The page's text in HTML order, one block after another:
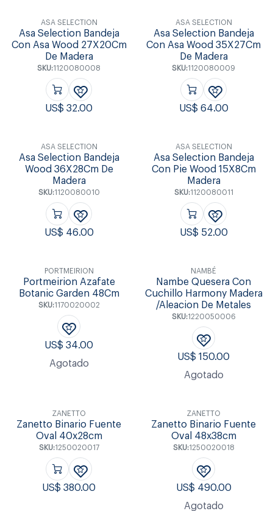
ASA SELECTION
Asa Selection Bandeja
Con Asa Wood 27X20Cm
De Madera
SKU:1120080008
US$32.00
ASA SELECTION
Asa Selection Bandeja
Con Asa Wood 35X27Cm
De Madera
SKU:1120080009
US$ 64.00
ASA SELECTION
Asa Selection Bandeja
Wood 36X28Cm De
Madera
SKU:1120080010
US$ 46.00
ASA SELECTION
Asa Selection Bandeja
Con Pie Wood 15X8Cm
Madera
SKU:1120080011
US$ 52.00
PORTMEIRION
Portmeirion Azafate
Botanic Garden 48Cm
SKU:1170020002
US$34.00
Agotado
NAMBÉ
Nambe Quesera Con
Cuchillo Harmony Madera
/Aleacion De Metales
SKU:1220050006
US$150.00
Agotado
ZANETTO
Zanetto Binario Fuente
Oval 40x28cm
SKU:1250020017
US$380.00
ZANETTO
Zanetto Binario Fuente
Oval 48x38cm
SKU:1250020018
US$ 490.00
Agotado